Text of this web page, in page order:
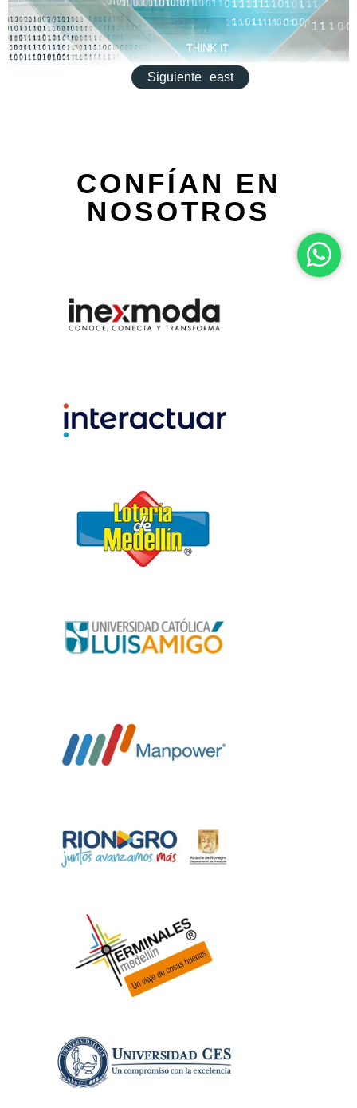
Siguiente east
CONFÍAN EN
NOSOTROS